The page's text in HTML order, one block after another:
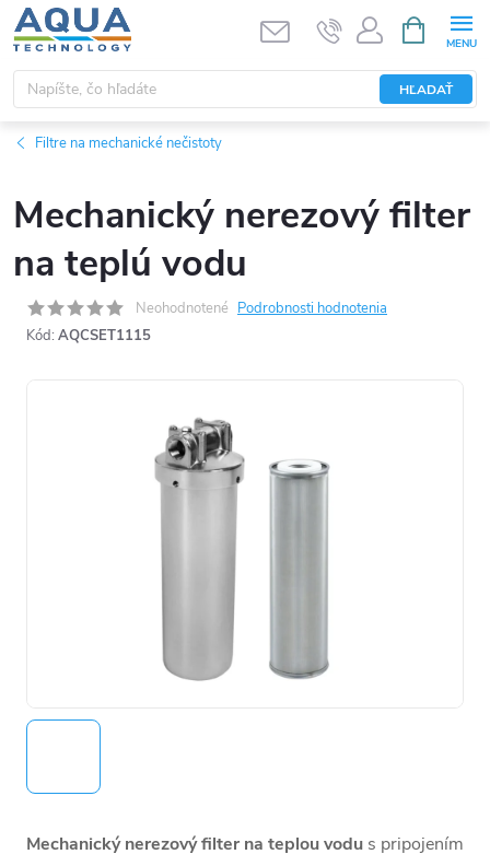
Prejsť
na
obsah
HĽADAŤ
KOŠÍK
Filtre na mechanické nečistoty
Mechanický nerezový filter
na teplú vodu
Neohodnotené Podrobnosti hodnotenia
Kód: AQCSET1115
Mechanický nerezový filter na teplou vodu s pripojením